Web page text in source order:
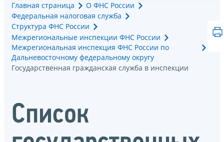
Главная страница
О ФНС России
Федеральная налоговая служба
Структура ФНС России
Межрегиональные инспекции ФНС России
Межрегиональная инспекция ФНС России по
Дальневосточному федеральному округу
Государственная гражданская служба в инспекции
Список